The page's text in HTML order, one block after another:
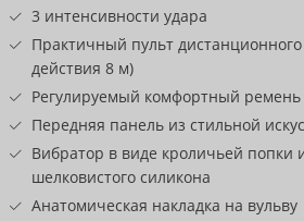
3 интенсивности удара
Практичный пульт
действия 8 м)
Регулируемый комфортный ремень
Передняя панель из стильной
Вибратор в виде кроличьей попки
шелковистого силикона
Анатомическая накладка на вульву